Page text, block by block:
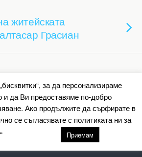
житейската
Грасиан
Back to top
Desktop
Copyright Барометър.нет
за да персонализираме
и да Ви предоставяме по-добро
Ако продължите да сърфирате в
се съгласявате с политиката ни за
Приемам